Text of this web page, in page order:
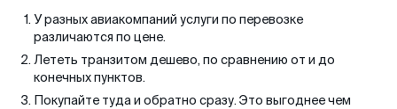
У разных авиакомпаний услуги по перевозке
различаются по цене.
Лететь транзитом дешево, по сравнению от и до
конечных пунктов.
Покупайте туда и обратно сразу. Это выгоднее чем